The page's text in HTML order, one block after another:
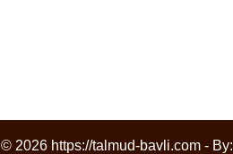
© 2026 https://talmud-bavli.com - By: